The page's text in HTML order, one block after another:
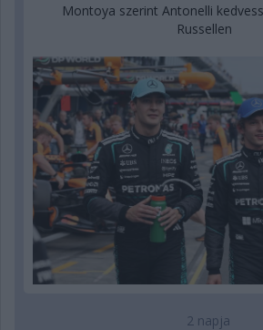
Montoya szerint Antonelli
Russellen
2 napja